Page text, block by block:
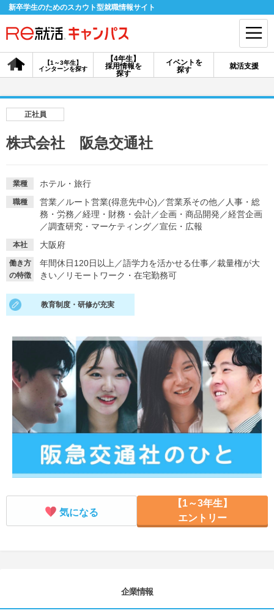
新卒学生のためのスカウト型就職情報サイト
【4年生】
採用情報を
探す
【1～3年生】
インターンを探す
イベントを
探す
就活支援
会員登録 ログイン
採用情報を探す
イベントを探す スカウト
就活ノウハウ・サポート
就活支援
適職診断
あなたに合う仕事を診断！
就活チャンネル
動画で対策講座をチェック
就活ニュースペーパー
就活時事ニュースを更新
よくある質問
不明点があればこちら
正社員
株式会社 阪急交通社
業種 ホテル・旅行
職種 営業／ ルート営業(得意先中心) ／営業系その他／ 人事・総
務・労務 ／経理・財務・会計／企画・商品開発 ／経営企画
／調査研究・マーケティング／宣伝・広報
本社 大阪府
働き方
の特徴
年間休日120日以上 ／語学力を活かせる仕事／裁量権が大
きい／ リモートワーク・在宅勤務可
教育制度・研修が充実
気になる
【1～3年生】
エントリー
企業情報